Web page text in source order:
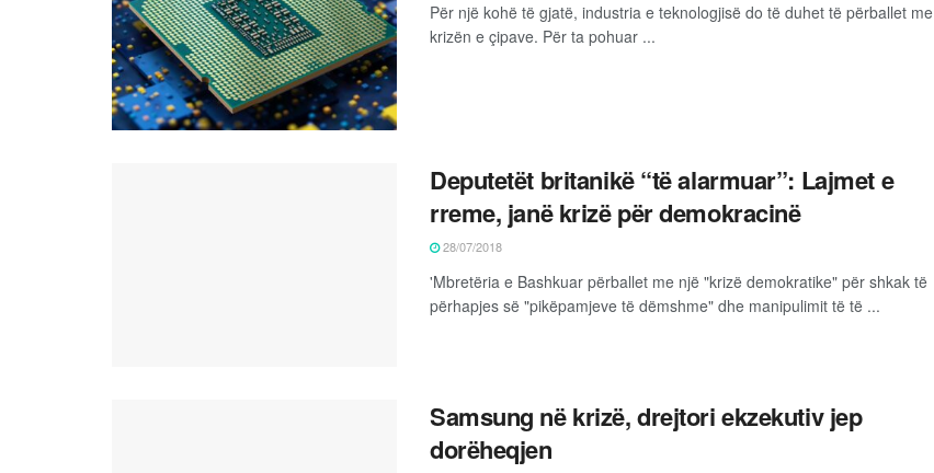
Për një kohë të gjatë, industria e teknologjisë do të duhet të përballet me
krizën e çipave. Për ta pohuar ...
Deputetët britanikë “të alarmuar”: Lajmet e
rreme, janë krizë për demokracinë
28/07/2018
'Mbretëria e Bashkuar përballet me një "krizë demokratike" për shkak të
përhapjes së "pikëpamjeve të dëmshme" dhe manipulimit të të ...
Samsung në krizë, drejtori ekzekutiv jep
dorëheqjen